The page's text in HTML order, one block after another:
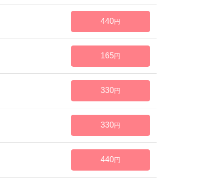
440円
165 円
330円
330円
440円